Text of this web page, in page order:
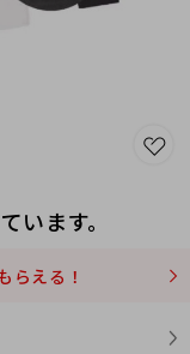
います。
らえる！